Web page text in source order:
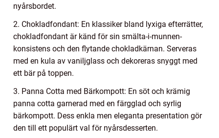
nyårsbordet.
2. Chokladfondant: En klassiker bland lyxiga efterrätter,
chokladfondant är känd för sin smälta-i-munnen-
konsistens och den flytande chokladkärnan. Serveras
med en kula av vaniljglass och dekoreras snyggt med
ett bär på toppen.
3. Panna Cotta med Bärkompott: En söt och krämig
panna cotta garnerad med en färgglad och syrlig
bärkompott. Dess enkla men eleganta presentation gör
den till ett populärt val för nyårsdesserten.